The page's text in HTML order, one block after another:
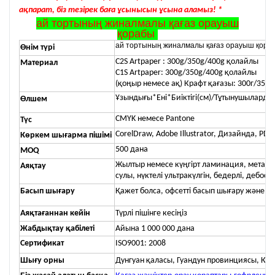
ақпарат, біз тезірек баға ұсынысын ұсына аламыз! *
ай тортының жиналмалы қағаз орауыш
қорабы
Өнім түрі ай тортының жиналмалы қағаз орауыш
Материал
C2S Artpaper : 300g/350g/400g қолайлы
C1S Artpaper: 300g/350g/400g қолайлы
(қоңыр немесе ақ) Крафт қағазы: 300г/
Өлшем
Ұзындығы*Ені*Биіктігі(см)/
Түс
CMYK немесе Pantone
Көркем шығарма пішімі CorelDraw, Adobe Illustrator, Дизайнда, PDF,
MOQ
500 дана
Аяқтау
Жылтыр немесе күңгірт ламинация, металл
сулы, нүктелі ультракүлгін, бедерлі, дебосс
Басып шығару
Қажет болса, офсетті басып шығару және
Аяқтағаннан кейін
Түрлі пішінге кесіңіз
Жабдықтау қабілеті
Айына 1 000 000 дана
Сертификат
ISO9001: 2008
Шығу орны
Дунгуан қаласы, Гуандун провинциясы,